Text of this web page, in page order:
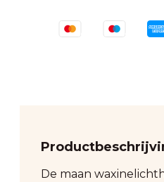
De maan